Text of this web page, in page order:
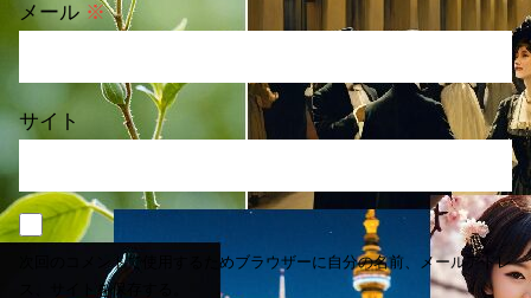
メール ※
サイト
次回のコメントで使用するためブラウザーに自分の名前、メールアドレ
ス、サイトを保存する。